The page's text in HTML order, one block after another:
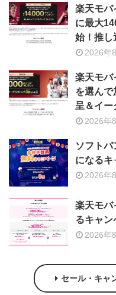
楽天モバ
に最大
始！推し
2026年
楽天モバ
を選んで
呈＆イー
2026年
ソフト
になるキ
2026年
楽天モバ
るキャン
2026年
セール・キャ